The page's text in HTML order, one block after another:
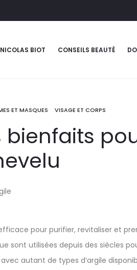
BIOT CONSEILS BEAUTÉ
ET MASQUES VISAGE ET CORPS
bienfaits
pour purifier, revitaliser et
sont utilisées depuis des siècles
autant de types d’argile